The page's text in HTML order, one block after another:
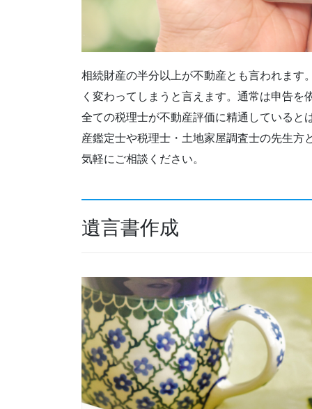
相続財産の半分以上が不動産とも言われます
く変わってしまうと言えます。通常は申告を
全ての税理士が不動産評価に精通していると
産鑑定士や税理士・土地家屋調査士の先生方
気軽にご相談ください。
遺言書作成